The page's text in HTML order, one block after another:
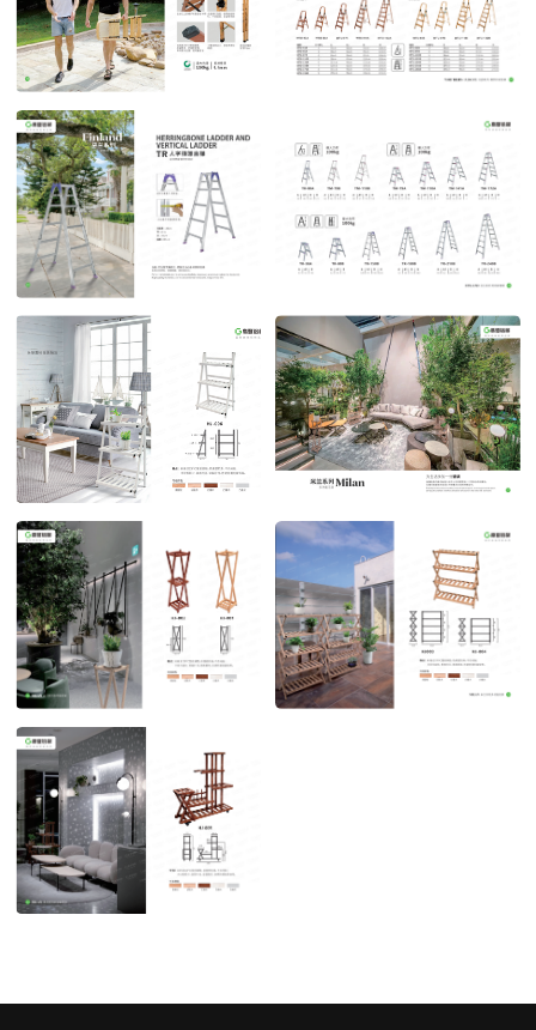
北欧系列
POST TIME:2023-04-27 POST TIME:2023-04-27
芬兰系列 时尚家用梯
POST TIME:2023-04-27
芬兰系列时尚家用梯2
POST TIME:2023-04-27
米兰系列 三层花架
POST TIME:2023-04-27
米兰系列 多功能花架
POST TIME:2023-04-27
米兰系列 多功能花架1
POST TIME:2023-04-27